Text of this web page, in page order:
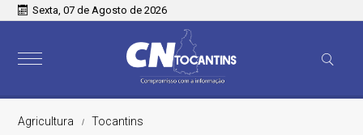
Sexta, 07 de Agosto de 2026
Agricultura Tocantins